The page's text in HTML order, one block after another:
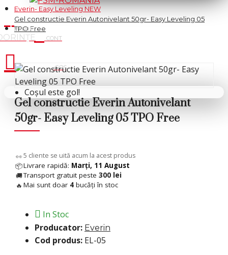
Cosul tau
Coșul este gol!
Everin- Easy Leveling NEW
Gel constructie Everin Autonivelant 50gr- Easy Leveling 05
TPO Free
Gel constructie Everin Autonivelant
50gr- Easy Leveling 05 TPO Free
👀5 cliente se uită acum la acest produs
📦Livrare rapidă: Marți, 11 August
🚚Transport gratuit peste 300 lei
🔥 Mai sunt doar 4 bucăți în stoc
In Stoc
Producator: Everin
Cod produs: EL-05